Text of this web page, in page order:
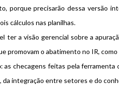
porque precisarão dessa versão
cálculos nas planilhas.
ter a visão gerencial sobre a
promovam o abatimento no IR,
: as checagens feitas pela ferramenta
da integração entre setores e do